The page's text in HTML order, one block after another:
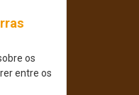
os
entre os